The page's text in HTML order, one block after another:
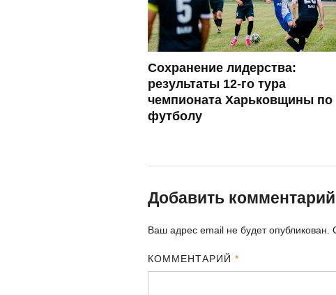
Сохранение лидерства:
результаты 12-го тура
чемпионата Харьковщины по
футболу
Добавить комментарий
Ваш адрес email не будет опубликован.
КОММЕНТАРИЙ*